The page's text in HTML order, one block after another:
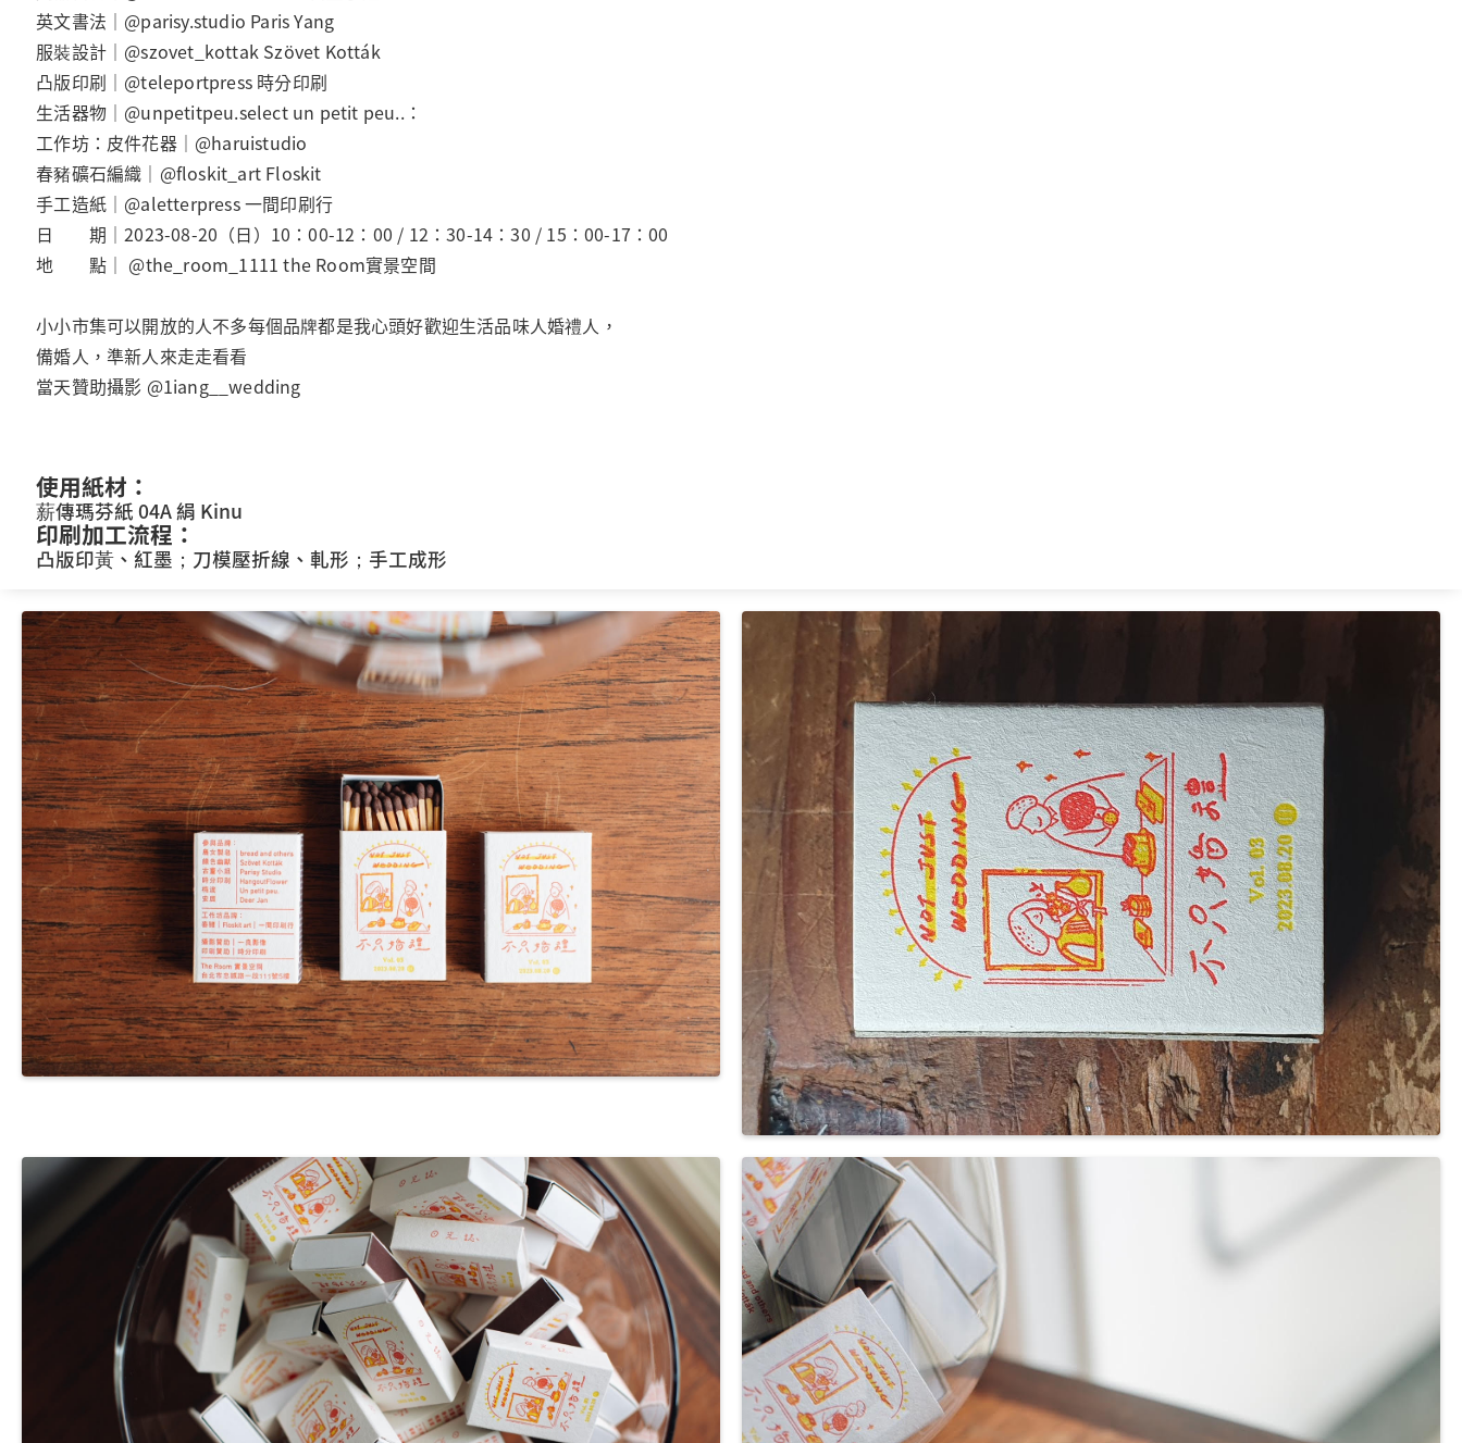
英文書法｜@parisy.studio Paris Yang
服裝設計｜@szovet_kottak Szövet Kották
凸版印刷｜@teleportpress 時分印刷
生活器物｜@unpetitpeu.select un petit peu..：
工作坊：皮件花器｜@haruistudio
春豬礦石編織｜@floskit_art Floskit
手工造紙｜@aletterpress 一間印刷行
日 期｜2023-08-20（日）10：00-12：00 / 12：30-14：30 / 15：00-17：00
地 點｜ @the_room_1111 the Room實景空間
小小市集可以開放的人不多每個品牌都是我心頭好歡迎生活品味人婚禮人，
備婚人，準新人來走走看看
當天贊助攝影 @1iang__wedding
使用紙材：
薪傳瑪芬紙 04A 絹 Kinu
印刷加工流程：
凸版印黃、紅墨；刀模壓折線、軋形；手工成形